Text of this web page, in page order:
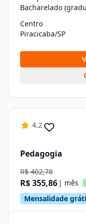
Bacharelado
Centro
Piracicaba/SP
4.2
Pedagogia
R$ 402,78
R$ 355,86 | mês
Mensalidade